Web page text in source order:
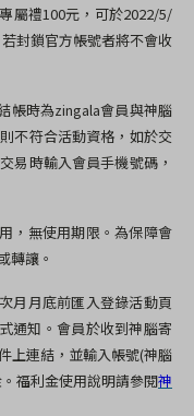
屬禮100元， 可於2022/5/
封鎖官方帳號者將不會收
帳時為zingala會員與神腦
不符合活動資格，如於交
易時輸入會員手機號碼，
，無使用期限。為保障會
轉讓。
月月底前匯入登錄活動頁
通知。會員於收到神腦寄
上連結，並輸入帳號(神腦
福利金使用說明請參閱神